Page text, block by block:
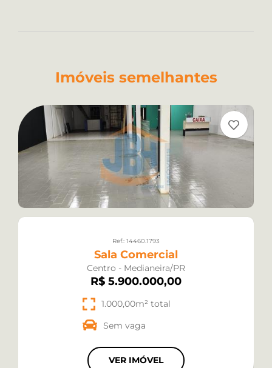
Imóveis semelhantes
Ref.: 14460.1793
Sala Comercial
Centro - Medianeira/PR
R$ 5.900.000,00
1.000,00m² total
Sem vaga
VER IMÓVEL